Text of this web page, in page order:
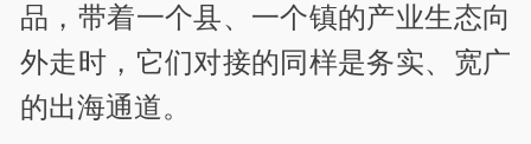
品，带着一个县、一个镇的产业生态向
外走时，它们对接的同样是务实、宽广
的出海通道。